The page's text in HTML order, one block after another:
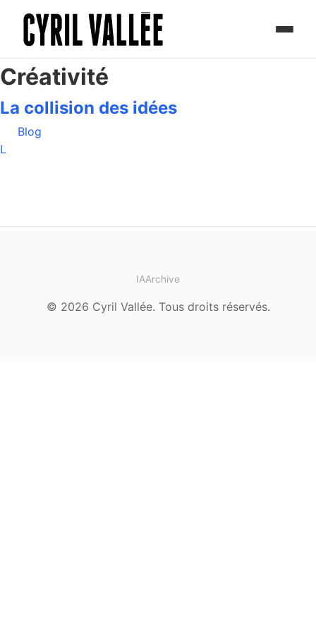
Créativité
La collision des idées
Blog
L
IAArchive
© 2026 Cyril Vallée. Tous droits réservés.